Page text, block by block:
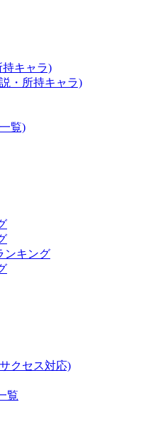
持キャラ)
・所持キャラ)
覧)
ンキング
クセス対応)
覧